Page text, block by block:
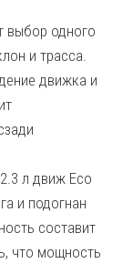
выбор одного
и трасса.
движка и
л движ Eco
и подогнан
составит
что мощность